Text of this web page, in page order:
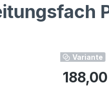
Variante
Regulärer